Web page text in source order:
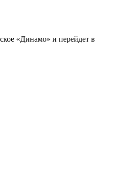
«Динамо» и перейдет в